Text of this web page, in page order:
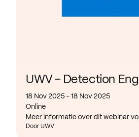
UWV - Detection
18 Nov 2025 - 18 Nov 2025
Online
Meer informatie over dit webinar
Door UWV